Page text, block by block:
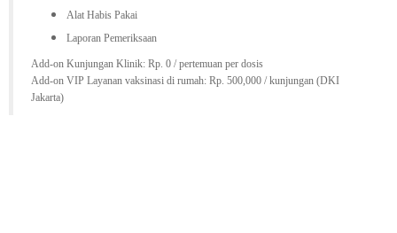
Alat Habis Pakai
Laporan Pemeriksaan
Add-on Kunjungan Klinik: Rp. 0 / pertemuan per dosis
Add-on VIP Layanan vaksinasi di rumah: Rp. 500,000 / kunjungan (DKI
Jakarta)